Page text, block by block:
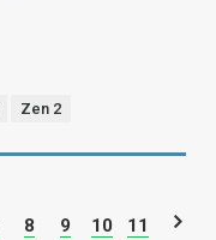
Zen 2
8 9 10
11